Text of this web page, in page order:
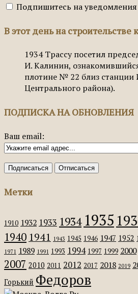
Подпишитесь на уведомления
В этот день на строительстве
1934 Трассу посетил
И. Калинин,
плотине № 22 близ станции
Центрального района).
ПОДПИСКА НА ОБНОВЛЕНИЯ
Ваш email:
Метки
1910 1932 1933 1934 1935
1940 1941 1943 1945 1946 1947 1952
1971 1989 1991 1993 1994 1997 1999 2000
2007 2010 2011 2012 2017 2018 2019
Горький Федоров